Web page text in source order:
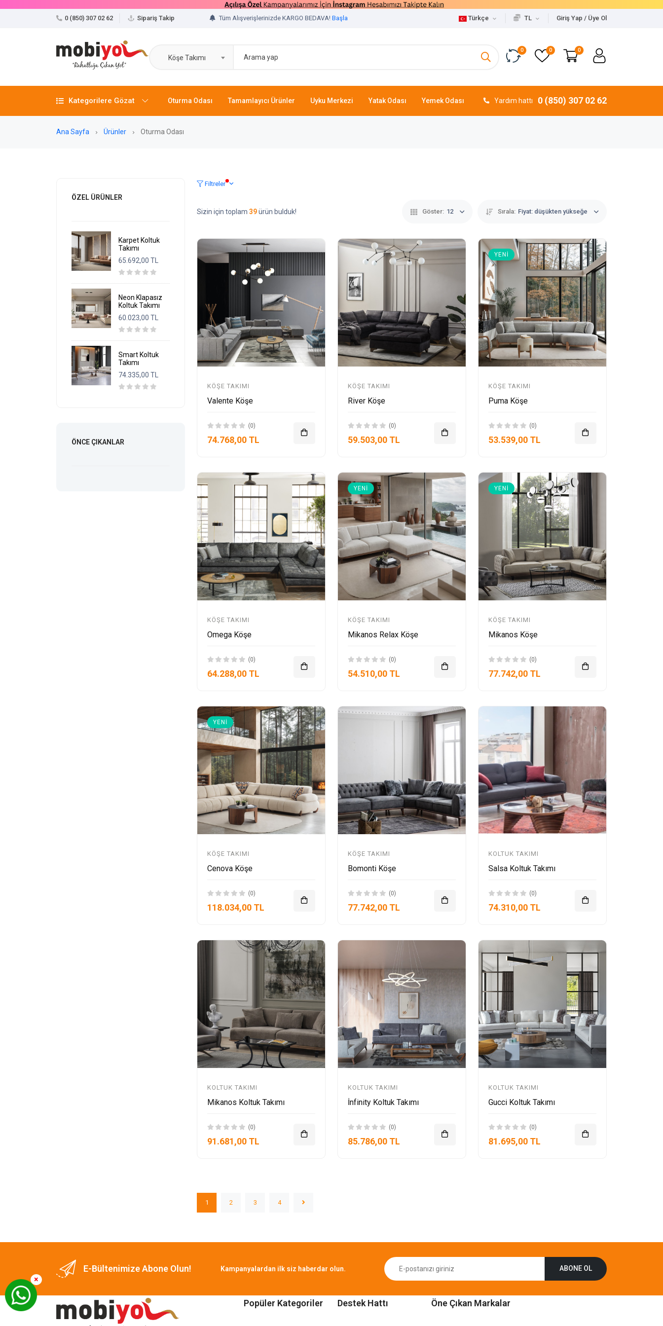
0 (850) 307 02 62 Sipariş Takip Tüm Alışverişlerinizde KARGO BEDAVA! Başla Türkçe TL Giriş Yap / Üye Ol
Köşe Takımı
0 0 0
Kategorilere Gözat Oturma Odası Tamamlayıcı Ürünler Uyku Merkezi Yatak Odası Yemek Odası Yardım hattı 0 (850) 307 02 62
Ana Sayfa Ürünler Oturma Odası
ÖZEL ÜRÜNLER
Karpet Koltuk
Takımı
65.692,00 TL
Neon Klapasız
Koltuk Takımı
60.023,00 TL
Smart Koltuk
Takımı
74.335,00 TL
ÖNCE ÇIKANLAR
Filtreler
Sizin için toplam 39ürün bulduk! Göster: 12 Sırala: Fiyat: düşükten yükseğe
KÖŞE TAKIMI
Valente Köşe
(0)
74.768,00 TL
KÖŞE TAKIMI
River Köşe
(0)
59.503,00 TL
YENI
KÖŞE TAKIMI
Puma Köşe
(0)
53.539,00 TL
KÖŞE TAKIMI
Omega Köşe
(0)
64.288,00 TL
YENI
KÖŞE TAKIMI
Mikanos Relax Köşe
(0)
54.510,00 TL
YENI
KÖŞE TAKIMI
Mikanos Köşe
(0)
77.742,00 TL
YENI
KÖŞE TAKIMI
Cenova Köşe
(0)
118.034,00 TL
KÖŞE TAKIMI
Bomonti Köşe
(0)
77.742,00 TL
KOLTUK TAKIMI
Salsa Koltuk Takımı
(0)
74.310,00 TL
KOLTUK TAKIMI
Mikanos Koltuk Takımı
(0)
91.681,00 TL
KOLTUK TAKIMI
İnfinity Koltuk Takımı
(0)
85.786,00 TL
KOLTUK TAKIMI
Gucci Koltuk Takımı
(0)
81.695,00 TL
1 2 3 4
E-Bültenimize Abone Olun! Kampanyalardan ilk siz haberdar olun. ABONE OL
Popüler Kategoriler Destek Hattı Öne Çıkan Markalar
×